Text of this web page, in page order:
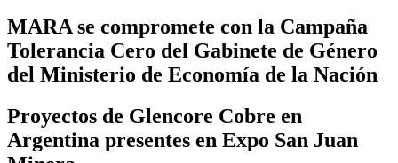
MARA se compromete con la Campaña
Tolerancia Cero del Gabinete de Género
del Ministerio de Economía de la Nación
Proyectos de Glencore Cobre en
Argentina presentes en Expo San Juan